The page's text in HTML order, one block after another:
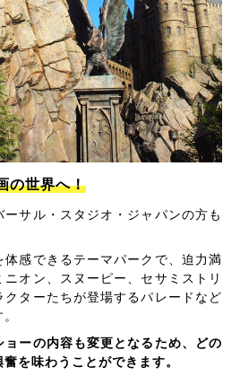
の世界へ！
サル・スタジオ・ジャパンの方も
感できるテーマパークで、迫力満
オン、スヌーピー、セサミストリ
クターたちが登場するパレードなど
ーの内容も変更となるため、どの
を味わうことができます。